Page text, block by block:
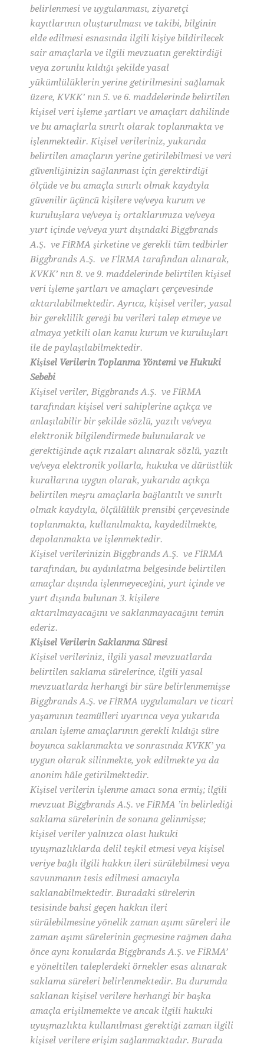
belirlenmesi ve uygulanması, ziyaretçi
kayıtlarının oluşturulması ve takibi, bilginin
elde edilmesi esnasında ilgili kişiye bildirilecek
sair amaçlarla ve ilgili mevzuatın gerektirdiği
veya zorunlu kıldığı şekilde yasal
yükümlülüklerin yerine getirilmesini sağlamak
üzere, KVKK’ nın 5. ve 6. maddelerinde belirtilen
kişisel veri işleme şartları ve amaçları dahilinde
ve bu amaçlarla sınırlı olarak toplanmakta ve
işlenmektedir. Kişisel verileriniz, yukarıda
belirtilen amaçların yerine getirilebilmesi ve veri
güvenliğinizin sağlanması için gerektirdiği
ölçüde ve bu amaçla sınırlı olmak kaydıyla
güvenilir üçüncü kişilere ve/veya kurum ve
kuruluşlara ve/veya iş ortaklarımıza ve/veya
yurt içinde ve/veya yurt dışındaki Biggbrands
A.Ş. ve FİRMA şirketine ve gerekli tüm tedbirler
Biggbrands A.Ş. ve FİRMA tarafından alınarak,
KVKK’ nın 8. ve 9. maddelerinde belirtilen kişisel
veri işleme şartları ve amaçları çerçevesinde
aktarılabilmektedir. Ayrıca, kişisel veriler, yasal
bir gereklilik gereği bu verileri talep etmeye ve
almaya yetkili olan kamu kurum ve kuruluşları
ile de paylaşılabilmektedir.
Kişisel Verilerin Toplanma Yöntemi ve Hukuki
Sebebi
Kişisel veriler, Biggbrands A.Ş. ve FİRMA
tarafından kişisel veri sahiplerine açıkça ve
anlaşılabilir bir şekilde sözlü, yazılı ve/veya
elektronik bilgilendirmede bulunularak ve
gerektiğinde açık rızaları alınarak sözlü, yazılı
ve/veya elektronik yollarla, hukuka ve dürüstlük
kurallarına uygun olarak, yukarıda açıkça
belirtilen meşru amaçlarla bağlantılı ve sınırlı
olmak kaydıyla, ölçülülük prensibi çerçevesinde
toplanmakta, kullanılmakta, kaydedilmekte,
depolanmakta ve işlenmektedir.
Kişisel verilerinizin Biggbrands A.Ş. ve FİRMA
tarafından, bu aydınlatma belgesinde belirtilen
amaçlar dışında işlenmeyeceğini, yurt içinde ve
yurt dışında bulunan 3. kişilere
aktarılmayacağını ve saklanmayacağını temin
ederiz.
Kişisel Verilerin Saklanma Süresi
Kişisel verileriniz, ilgili yasal mevzuatlarda
belirtilen saklama sürelerince, ilgili yasal
mevzuatlarda herhangi bir süre belirlenmemişse
Biggbrands A.Ş. ve FİRMA uygulamaları ve ticari
yaşamının teamülleri uyarınca veya yukarıda
anılan işleme amaçlarının gerekli kıldığı süre
boyunca saklanmakta ve sonrasında KVKK’ ya
uygun olarak silinmekte, yok edilmekte ya da
anonim hâle getirilmektedir.
Kişisel verilerin işlenme amacı sona ermiş; ilgili
mevzuat Biggbrands A.Ş. ve FİRMA ’in belirlediği
saklama sürelerinin de sonuna gelinmişse;
kişisel veriler yalnızca olası hukuki
uyuşmazlıklarda delil teşkil etmesi veya kişisel
veriye bağlı ilgili hakkın ileri sürülebilmesi veya
savunmanın tesis edilmesi amacıyla
saklanabilmektedir. Buradaki sürelerin
tesisinde bahsi geçen hakkın ileri
sürülebilmesine yönelik zaman aşımı süreleri ile
zaman aşımı sürelerinin geçmesine rağmen daha
önce aynı konularda Biggbrands A.Ş. ve FİRMA’
e yöneltilen taleplerdeki örnekler esas alınarak
saklama süreleri belirlenmektedir. Bu durumda
saklanan kişisel verilere herhangi bir başka
amaçla erişilmemekte ve ancak ilgili hukuki
uyuşmazlıkta kullanılması gerektiği zaman ilgili
kişisel verilere erişim sağlanmaktadır. Burada